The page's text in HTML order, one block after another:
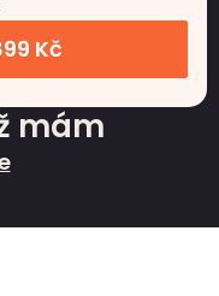
Kč
mám